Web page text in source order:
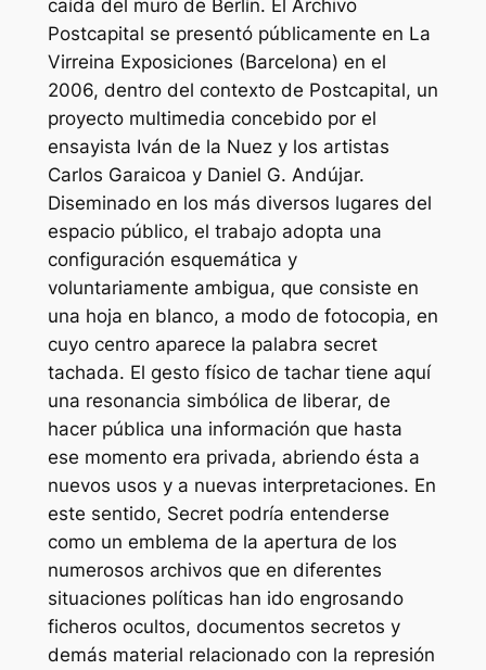
caída del muro de Berlín. El Archivo
Postcapital se presentó públicamente en La
Virreina Exposiciones (Barcelona) en el
2006, dentro del contexto de Postcapital, un
proyecto multimedia concebido por el
ensayista Iván de la Nuez y los artistas
Carlos Garaicoa y Daniel G. Andújar.
Diseminado en los más diversos lugares del
espacio público, el trabajo adopta una
configuración esquemática y
voluntariamente ambigua, que consiste en
una hoja en blanco, a modo de fotocopia, en
cuyo centro aparece la palabra secret
tachada. El gesto físico de tachar tiene aquí
una resonancia simbólica de liberar, de
hacer pública una información que hasta
ese momento era privada, abriendo ésta a
nuevos usos y a nuevas interpretaciones. En
este sentido, Secret podría entenderse
como un emblema de la apertura de los
numerosos archivos que en diferentes
situaciones políticas han ido engrosando
ficheros ocultos, documentos secretos y
demás material relacionado con la represión